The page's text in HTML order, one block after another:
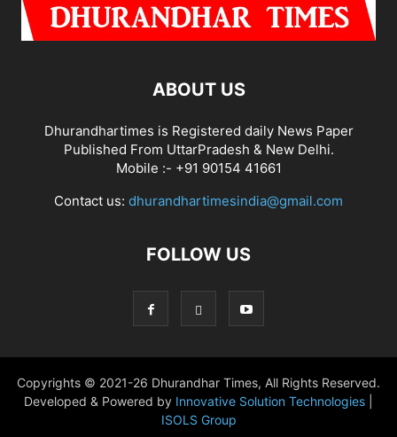
ABOUT US
Dhurandhartimes is Registered daily News Paper
Published From UttarPradesh & New Delhi.
Mobile :- +91 90154 41661
Contact us: dhurandhartimesindia@gmail.com
FOLLOW US
Copyrights © 2021-26 Dhurandhar Times, All Rights Reserved.
Developed & Powered by Innovative Solution Technologies
ISOLS Group